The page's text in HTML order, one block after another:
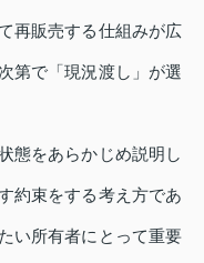
再販売する仕組みが広
第で「現況渡し」が選
態をあらかじめ説明し
約束をする考え方であ
い所有者にとって重要